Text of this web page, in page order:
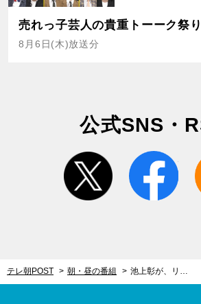
売れっ子芸人の貴重トーーク祭
8月6日(木)放送分
公式SNS・
twitter
テレ朝POST 朝・昼の番組